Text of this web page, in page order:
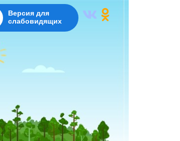
Версия для
слабовидящих